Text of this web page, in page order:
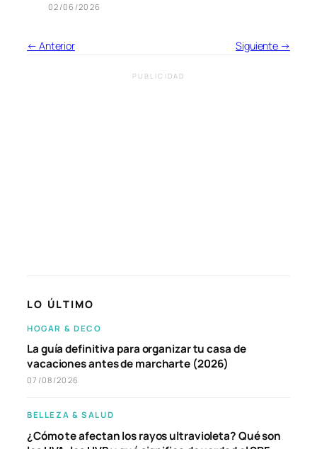
02/06/2026
← Anterior Siguiente →
PUBLICIDAD
LO ÚLTIMO
HOGAR & DECO
La guía definitiva para organizar tu casa de
vacaciones antes de marcharte (2026)
07/08/2026
BELLEZA & SALUD
¿Cómo te afectan los rayos ultravioleta? Qué son